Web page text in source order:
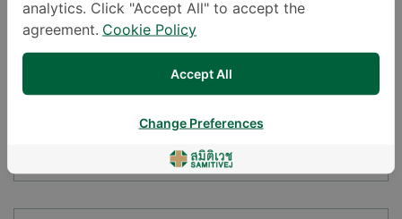
PERTANYAAN ANDA*
analytics. Click "Accept All" to accept the
agreement. Cookie Policy
Accept All
Change Preferences